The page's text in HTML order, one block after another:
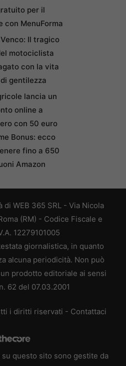
per il
con MenuForma
Il tragico
motociclista
con la vita
gentilezza
lancia un
online a
con 50 euro
Bonus: ecco
fino a 650
Amazon
WEB 365 SRL - Via Nicola
(RM) - Codice Fiscale e
12279101005
giornalistica, in quanto
alcuna periodicità. Non può
prodotto editoriale ai sensi
62 del 07.03.2001
i diritti riservati - Contattaci
questo sito sono gestite da